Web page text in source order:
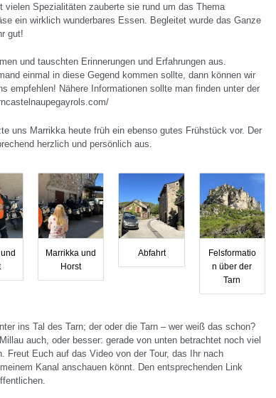
vielen Spezialitäten zauberte sie rund um das Thema
ein wirklich wunderbares Essen. Begleitet wurde das Ganze
gut!
und tauschten Erinnerungen und Erfahrungen aus.
einmal in diese Gegend kommen sollte, dann können wir
empfehlen! Nähere Informationen sollte man finden unter der
uns Marrikka heute früh ein ebenso gutes Frühstück vor. Der
herzlich und persönlich aus.
Marrikka und
Horst
Abfahrt
Felsformatio
n über der
Tarn
ins Tal des Tarn; der oder die Tarn – wer weiß das schon?
auch, oder besser: gerade von unten betrachtet noch viel
Freut Euch auf das Video von der Tour, das Ihr nach
Kanal anschauen könnt. Den entsprechenden Link